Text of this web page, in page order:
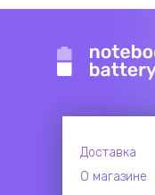
Доставка
О магазине